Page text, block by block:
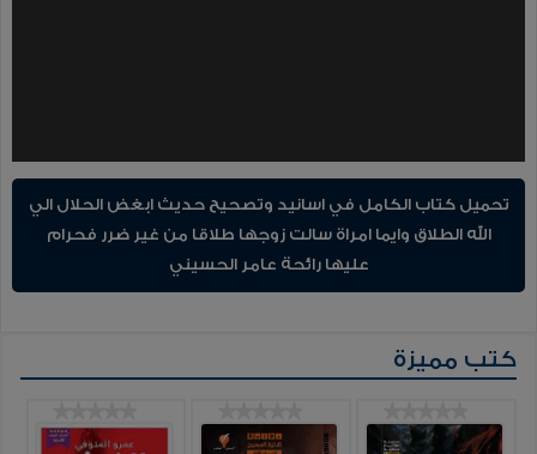
تحميل كتاب الكامل في اسانيد وتصحيح حديث ابغض الحلال الي
الله الطلاق وايما امراة سالت زوجها طلاقا من غير ضرر فحرام
عليها رائحة عامر الحسيني
كتب مميزة